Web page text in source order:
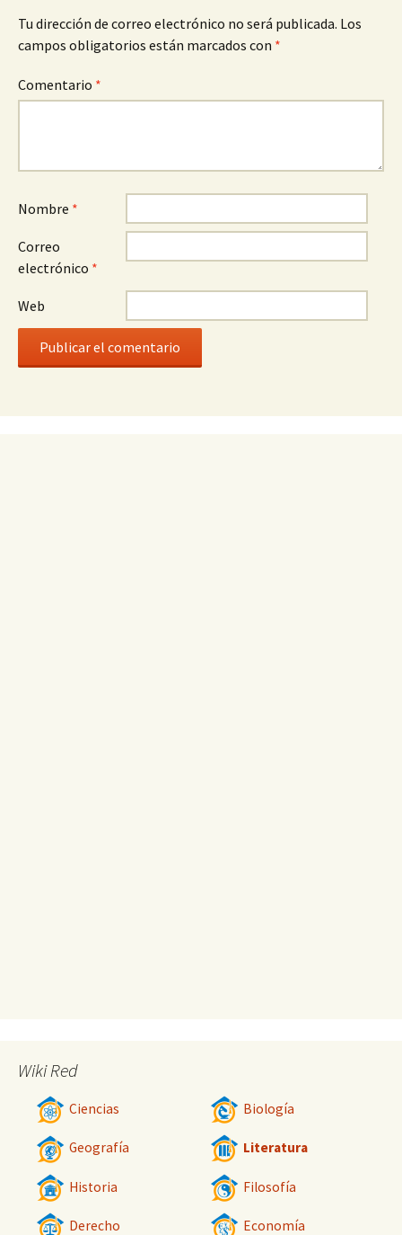
Tu dirección de correo electrónico no será publicada. Los
campos obligatorios están marcados con *
Comentario *
Nombre *
Correo
electrónico *
Web
Wiki Red
Ciencias Biología
Geografía Literatura
Historia Filosofía
Derecho Economía